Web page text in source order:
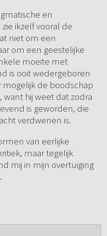
en
ikzelf vooral de
niet om een
om een geestelijke
moeite met
is ooit wedergeboren
mogelijk de boodschap
want hij weet dat zodra
is geworden, die
verdwenen is.
van eerlijke
maar tegelijk
mij in mijn overtuiging